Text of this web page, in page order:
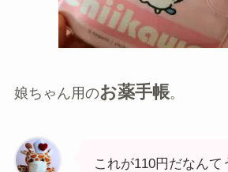
娘ちゃん用のお薬手帳。
これが110円だなんて